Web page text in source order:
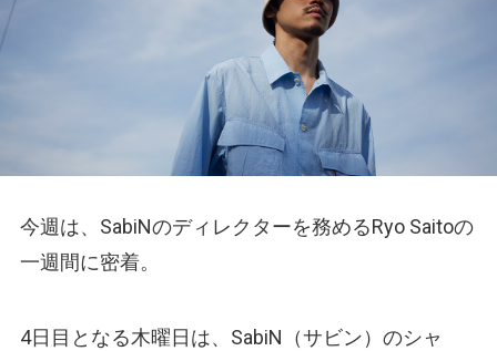
今週は、SabiNのディレクターを務めるRyo Saitoの
一週間に密着。
4日目となる木曜日は、SabiN（サビン）のシャ